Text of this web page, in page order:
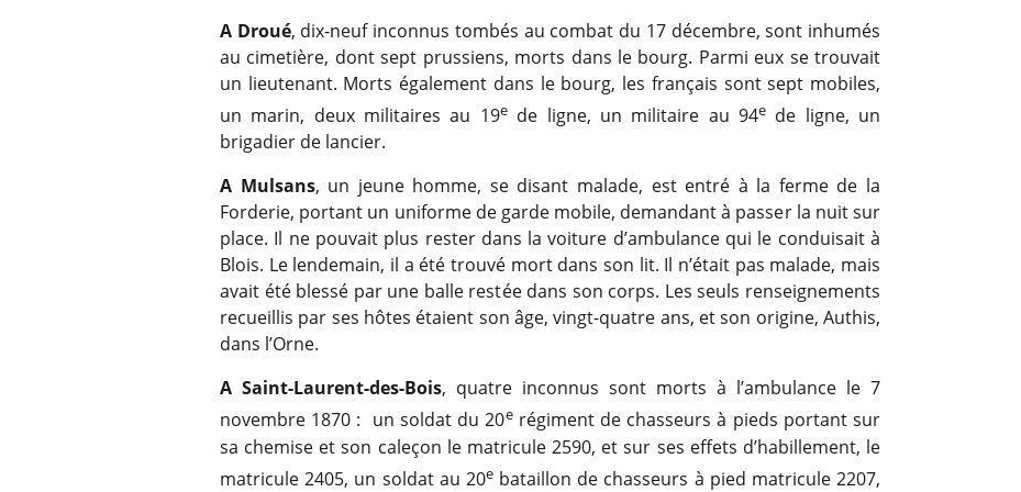
A Droué, dix-neuf inconnus tombés au combat du 17 décembre, sont inhumés
au cimetière, dont sept prussiens, morts dans le bourg. Parmi eux se trouvait
un lieutenant. Morts également dans le bourg, les français sont sept mobiles,
un marin, deux militaires au 19ede ligne, un militaire au 94ede ligne, un
brigadier de lancier.
A Mulsans, un jeune homme, se disant malade, est entré à la ferme de la
Forderie, portant un uniforme de garde mobile, demandant à passer la nuit sur
place. Il ne pouvait plus rester dans la voiture d’ambulance qui le conduisait à
Blois. Le lendemain, il a été trouvé mort dans son lit. Il n’était pas malade, mais
avait été blessé par une balle restée dans son corps. Les seuls renseignements
recueillis par ses hôtes étaient son âge, vingt-quatre ans, et son origine, Authis,
dans l’Orne.
A Saint-Laurent-des-Bois, quatre inconnus sont morts à l’ambulance le 7
novembre 1870 : un soldat du 20erégiment de chasseurs à pieds portant sur
sa chemise et son caleçon le matricule 2590, et sur ses effets d’habillement, le
matricule 2405, un soldat au 20ebataillon de chasseurs à pied matricule 2207,